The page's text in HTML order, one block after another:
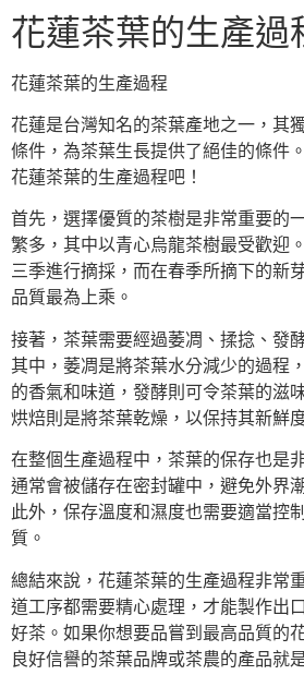
花蓮茶葉的生產過
花蓮茶葉的生產過程
花蓮是台灣知名的茶葉產地之一，其
條件，為茶葉生長提供了絕佳的條件
花蓮茶葉的生產過程吧！
首先，選擇優質的茶樹是非常重要的
繁多，其中以青心烏龍茶樹最受歡迎
三季進行摘採，而在春季所摘下的新
品質最為上乘。
接著，茶葉需要經過萎凋、揉捻、發
其中，萎凋是將茶葉水分減少的過程
的香氣和味道，發酵則可令茶葉的滋
烘焙則是將茶葉乾燥，以保持其新鮮
在整個生產過程中，茶葉的保存也是
通常會被儲存在密封罐中，避免外界
此外，保存溫度和濕度也需要適當控
質。
總結來說，花蓮茶葉的生產過程非常
道工序都需要精心處理，才能製作出
好茶。如果你想要品嘗到最高品質的
良好信譽的茶葉品牌或茶農的產品就